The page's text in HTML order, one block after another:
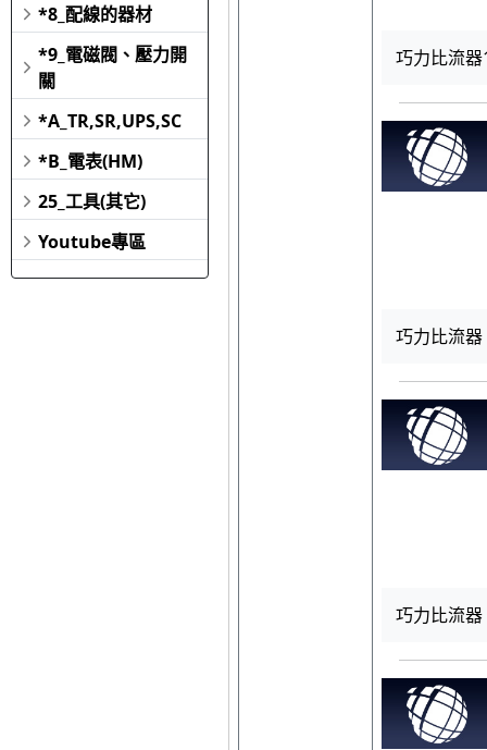
*8_配線的器材
*9_電磁閥、壓力開
關
*A_TR,SR,UPS,SC
*B_電表(HM)
25_工具(其它)
Youtube專區
巧力比流器
巧力比流器
巧力比流器